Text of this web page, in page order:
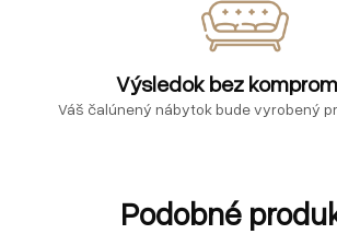
Výsledok bez
Váš čalúnený nábytok bude vyrobený
Podobné